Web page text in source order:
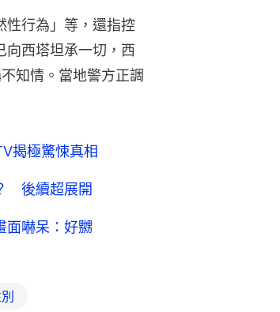
性行為」等，還指控
向西塔坦承一切，西
知情。當地警方正調
揭極驚悚真相
後續超展開
嚇呆：好嬲